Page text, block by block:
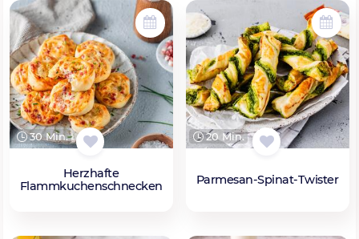
30 Min.
Herzhafte
Flammkuchenschnecken
20 Min.
Parmesan-Spinat-Twister